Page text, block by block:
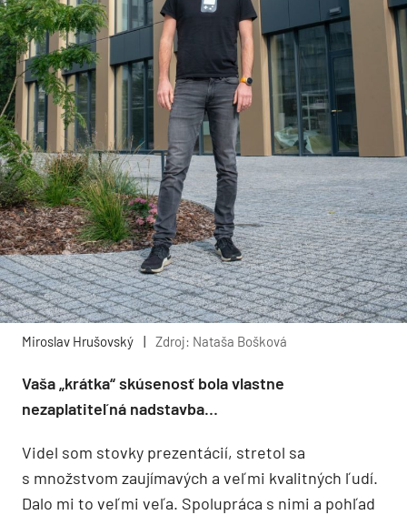
Miroslav Hrušovský Zdroj: Nataša Bošková
Vaša „krátka“ skúsenosť bola vlastne
nezaplatiteľná nadstavba…
Videl som stovky prezentácií, stretol sa
s množstvom zaujímavých a veľmi kvalitných ľudí.
Dalo mi to veľmi veľa. Spolupráca s nimi a pohľad